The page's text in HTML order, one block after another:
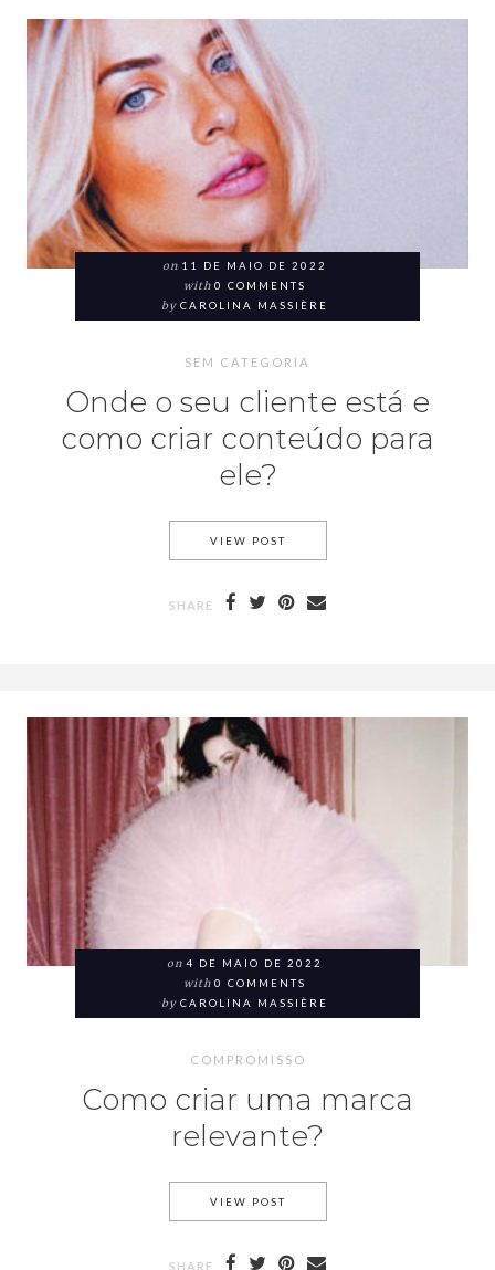
on 11 DE MAIO DE 2022
with 0 COMMENTS
by CAROLINA MASSIÈRE
SEM CATEGORIA
Onde o seu cliente está e
como criar conteúdo para
ele?
VIEW POST
SHARE
on 4 DE MAIO DE 2022
with 0 COMMENTS
by CAROLINA MASSIÈRE
COMPROMISSO
Como criar uma marca
relevante?
VIEW POST
SHARE